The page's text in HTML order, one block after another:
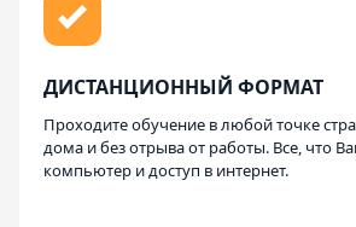
ДИСТАНЦИОННЫЙ ФОРМАТ
Проходите обучение в любой точке
дома и без отрыва от работы. Все, что
компьютер и доступ в интернет.